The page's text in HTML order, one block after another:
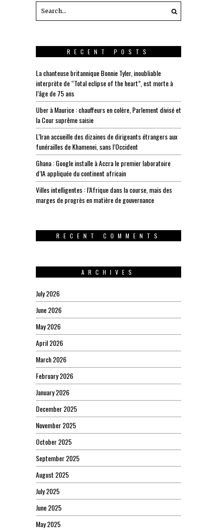
RECENT POSTS
La chanteuse britannique Bonnie Tyler, inoubliable
interprète de “Total eclipse of the heart”, est morte à
l’âge de 75 ans
Uber à Maurice : chauffeurs en colère, Parlement divisé et
la Cour suprême saisie
L’Iran accueille des dizaines de dirigeants étrangers aux
funérailles de Khamenei, sans l’Occident
Ghana : Google installe à Accra le premier laboratoire
d’IA appliquée du continent africain
Villes intelligentes : l’Afrique dans la course, mais des
marges de progrès en matière de gouvernance
RECENT COMMENTS
ARCHIVES
July 2026
June 2026
May 2026
April 2026
March 2026
February 2026
January 2026
December 2025
November 2025
October 2025
September 2025
August 2025
July 2025
June 2025
May 2025